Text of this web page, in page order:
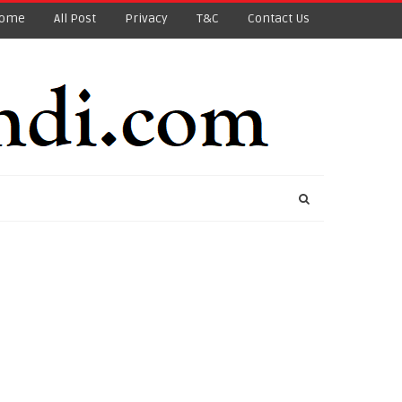
All Post Privacy T&C Contact Us